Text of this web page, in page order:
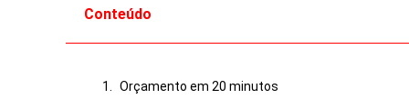
Conteúdo
Orçamento em 20 minutos